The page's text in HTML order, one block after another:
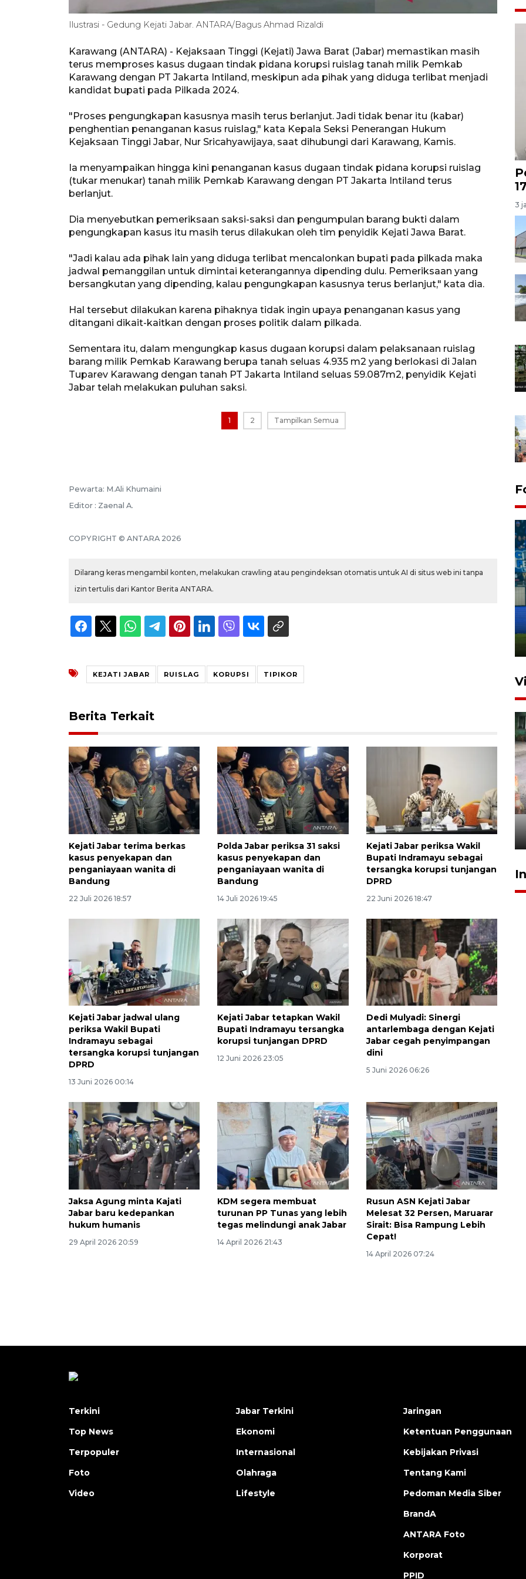
Ilustrasi - Gedung Kejati Jabar. ANTARA/Bagus Ahmad Rizaldi
Karawang (ANTARA) - Kejaksaan Tinggi (Kejati) Jawa Barat (Jabar) memastikan masih
terus memproses kasus dugaan tindak pidana korupsi ruislag tanah milik Pemkab
Karawang dengan PT Jakarta Intiland, meskipun ada pihak yang diduga terlibat menjadi
kandidat bupati pada Pilkada 2024.
"Proses pengungkapan kasusnya masih terus berlanjut. Jadi tidak benar itu (kabar)
penghentian penanganan kasus ruislag," kata Kepala Seksi Penerangan Hukum
Kejaksaan Tinggi Jabar, Nur Sricahyawijaya, saat dihubungi dari Karawang, Kamis.
Ia menyampaikan hingga kini penanganan kasus dugaan tindak pidana korupsi ruislag
(tukar menukar) tanah milik Pemkab Karawang dengan PT Jakarta Intiland terus
berlanjut.
Dia menyebutkan pemeriksaan saksi-saksi dan pengumpulan barang bukti dalam
pengungkapan kasus itu masih terus dilakukan oleh tim penyidik Kejati Jawa Barat.
"Jadi kalau ada pihak lain yang diduga terlibat mencalonkan bupati pada pilkada maka
jadwal pemanggilan untuk dimintai keterangannya dipending dulu. Pemeriksaan yang
bersangkutan yang dipending, kalau pengungkapan kasusnya terus berlanjut," kata dia.
Hal tersebut dilakukan karena pihaknya tidak ingin upaya penanganan kasus yang
ditangani dikait-kaitkan dengan proses politik dalam pilkada.
Sementara itu, dalam mengungkap kasus dugaan korupsi dalam pelaksanaan ruislag
barang milik Pemkab Karawang berupa tanah seluas 4.935 m2 yang berlokasi di Jalan
Tuparev Karawang dengan tanah PT Jakarta Intiland seluas 59.087m2, penyidik Kejati
Jabar telah melakukan puluhan saksi.
1 2 Tampilkan Semua
Pewarta: M.Ali Khumaini
Editor : Zaenal A.
COPYRIGHT © ANTARA 2026
Dilarang keras mengambil konten, melakukan crawling atau pengindeksan otomatis untuk AI di situs web ini tanpa
izin tertulis dari Kantor Berita ANTARA.
KEJATI JABAR RUISLAG KORUPSI TIPIKOR
Berita Terkait
Kejati Jabar terima berkas
kasus penyekapan dan
penganiayaan wanita di
Bandung
22 Juli 2026 18:57
Polda Jabar periksa 31 saksi
kasus penyekapan dan
penganiayaan wanita di
Bandung
14 Juli 2026 19:45
Kejati Jabar periksa Wakil
Bupati Indramayu sebagai
tersangka korupsi tunjangan
DPRD
22 Juni 2026 18:47
Kejati Jabar jadwal ulang
periksa Wakil Bupati
Indramayu sebagai
tersangka korupsi tunjangan
DPRD
13 Juni 2026 00:14
Kejati Jabar tetapkan Wakil
Bupati Indramayu tersangka
korupsi tunjangan DPRD
12 Juni 2026 23:05
Dedi Mulyadi: Sinergi
antarlembaga dengan Kejati
Jabar cegah penyimpangan
dini
5 Juni 2026 06:26
Jaksa Agung minta Kajati
Jabar baru kedepankan
hukum humanis
29 April 2026 20:59
KDM segera membuat
turunan PP Tunas yang lebih
tegas melindungi anak Jabar
14 April 2026 21:43
Rusun ASN Kejati Jabar
Melesat 32 Persen, Maruarar
Sirait: Bisa Rampung Lebih
Cepat!
14 April 2026 07:24
3
Pigai: Penangkapan begal
tetap kewenangan aparat
penegak hukum
29 Juli 2026 00:31
Sinyal positif perekonomian
Indonesia
Terkini
Top News
Terpopuler
Foto
Video
Jabar Terkini
Ekonomi
Internasional
Olahraga
Lifestyle
Jaringan
Ketentuan Penggunaan
Kebijakan Privasi
Tentang Kami
Pedoman Media Siber
BrandA
ANTARA Foto
Korporat
PPID